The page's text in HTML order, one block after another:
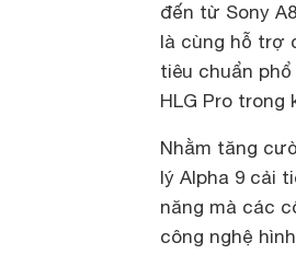
đến từ Sony
là cùng hỗ trợ
tiêu chuẩn phổ
HLG Pro trong
Nhằm tăng
lý Alpha 9 cải
năng mà các
công nghệ